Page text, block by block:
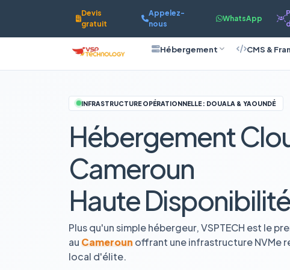
Devis
gratuit
Appelez-
nous
WhatsApp
Hébergement CMS &
INFRASTRUCTURE OPÉRATIONNELLE : DOUALA & YAOUNDÉ
Hébergement
Cameroun
Haute
Plus qu'un simple hébergeur, VSPTECH est le
au Cameroun offrant une infrastructure NVMe
local d'élite.